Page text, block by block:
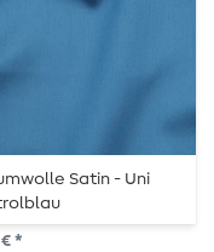
Satin - Uni
€ *